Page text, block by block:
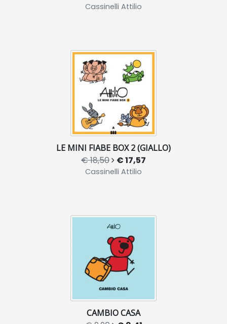
Cassinelli Attilio
LE MINI FIABE BOX 2 (GIALLO)
€ 18,50 € 17,57
Cassinelli Attilio
CAMBIO CASA